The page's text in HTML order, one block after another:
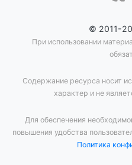
© 2011-
При использовании
Содержание ресурса носит
характер и не
Для обеспечения
повышения удобства
Политика